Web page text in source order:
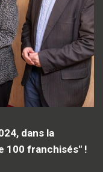
dans la
100 franchisés" !